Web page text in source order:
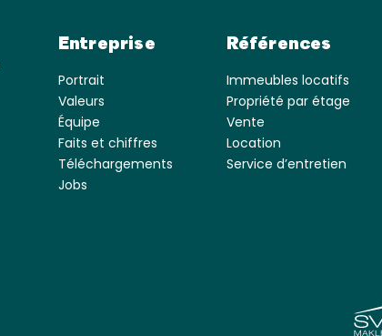
Entreprise
Portrait
Valeurs
Équipe
Faits et chiffres
Téléchargements
Jobs
Références
Immeubles locatifs
Propriété par étage
Vente
Location
Service d’entretien